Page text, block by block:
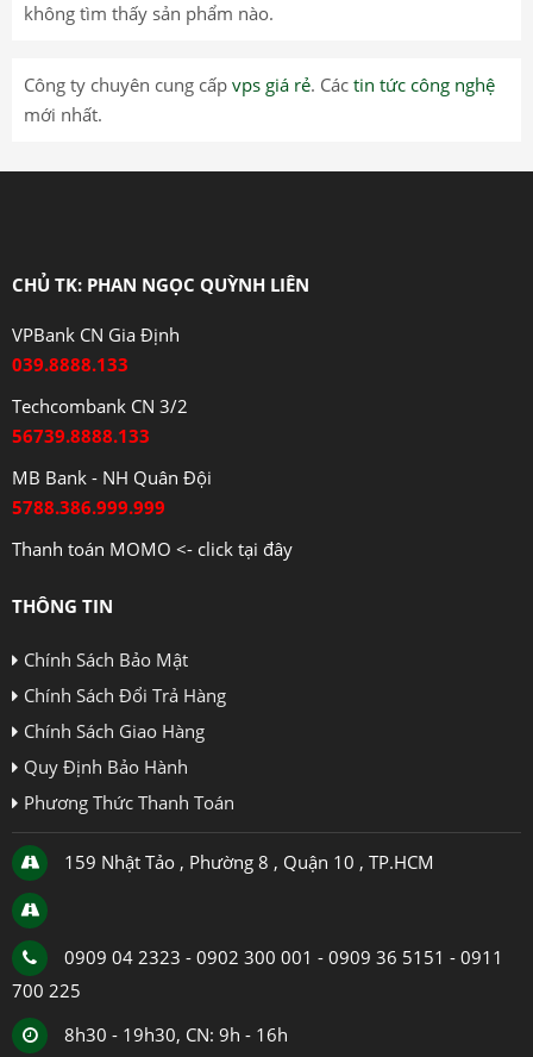
không tìm thấy sản phẩm nào.
Công ty chuyên cung cấp vps giá rẻ. Các tin tức công nghệ
mới nhất.
CHỦ TK: PHAN NGỌC QUỲNH LIÊN
VPBank CN Gia Định
039.8888.133
Techcombank CN 3/2
56739.8888.133
MB Bank - NH Quân Đội
5788.386.999.999
Thanh toán MOMO <- click tại đây
THÔNG TIN
Chính Sách Bảo Mật
Chính Sách Đổi Trả Hàng
Chính Sách Giao Hàng
Quy Định Bảo Hành
Phương Thức Thanh Toán
159 Nhật Tảo , Phường 8 , Quận 10 , TP.HCM
0909 04 2323 - 0902 300 001 - 0909 36 5151 - 0911
700 225
8h30 - 19h30, CN: 9h - 16h